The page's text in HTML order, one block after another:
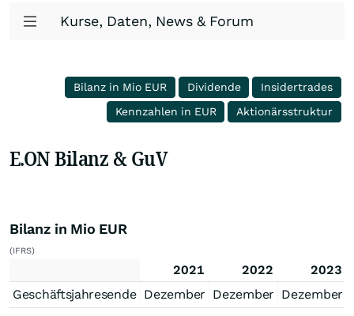
Kurse, Daten, News & Forum
Bilanz in Mio EUR Dividende
Insidertrades
Kennzahlen in EUR
Aktionärsstruktur
E.ON Bilanz & GuV
Bilanz in Mio EUR
(IFRS)
2021 2022
2023
Geschäftsjahresende Dezember Dezember Dezember